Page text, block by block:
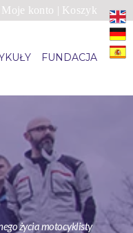
Moje konto | Koszyk
FUNDACJA
życia motocyklisty